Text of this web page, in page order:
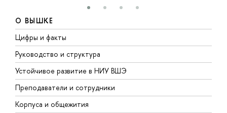
О ВЫШКЕ
Цифры и факты
Руководство и структура
Устойчивое развитие в НИУ ВШЭ
Преподаватели и сотрудники
Корпуса и общежития